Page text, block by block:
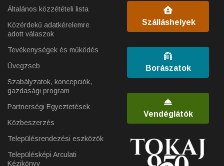
Általános közzétételi lista
Közérdekű adatkérelemre
adott válaszok
Tevékenységek és működés
Üvegzseb
Szabályzatok, koncepciók,
gazdasági program
Partnerségi Egyeztetések
Közbeszerzés
Településrendezési eszközök
Településképi Arculati
Kézikönyv
Szálláshelyek
Borászatok
Vendéglátók